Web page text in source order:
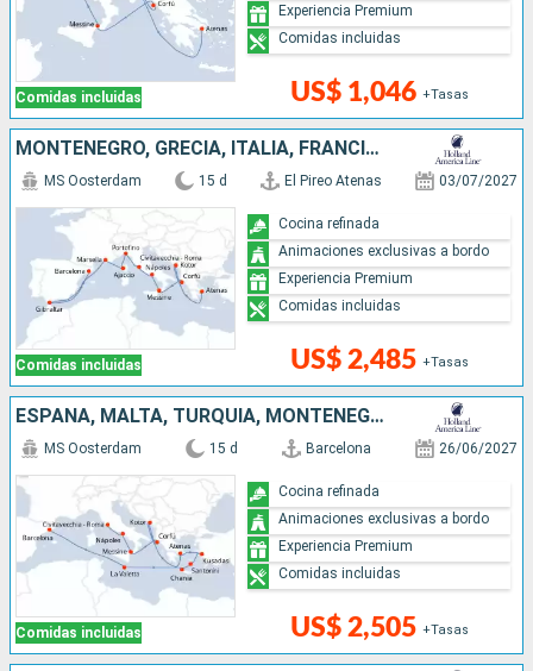
Comidas incluidas US$ 1,046 +Tasas
Experiencia Premium
Comidas incluidas
MONTENEGRO, GRECIA, ITALIA, FRANCIA, ESPAÑA
Comidas incluidas
MS Oosterdam 15 d El Pireo Atenas 03/07/2027
US$ 2,485 +Tasas
Cocina refinada
Animaciones exclusivas a bordo
Experiencia Premium
Comidas incluidas
ESPAÑA, MALTA, TURQUÍA, MONTENEGRO, GRECIA, ITALIA
Comidas incluidas
MS Oosterdam 15 d Barcelona 26/06/2027
US$ 2,505 +Tasas
Cocina refinada
Animaciones exclusivas a bordo
Experiencia Premium
Comidas incluidas